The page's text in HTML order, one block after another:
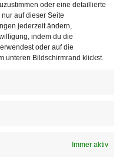
oder eine detaillierte
auf dieser Seite
jederzeit ändern,
indem du die
oder auf die
unteren Bildschirmrand klickst.
Immer aktiv
Coronavirus